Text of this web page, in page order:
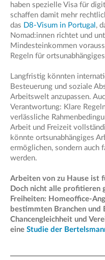
haben spezielle Visa für
schaffen damit mehr
das D8-Visum in Portugal ,
Nomad:innen richtet und
Mindesteinkommen
Regeln für
Langfristig könnten
Besteuerung und soziale
Arbeitswelt anzupassen.
Verantwortung: Klare
verlässliche
Arbeit und Freizeit
könnte ortsunabhängiges
ermöglichen, sondern auch
werden.
Arbeiten von zu Hause ist
Doch nicht alle profitieren
Freiheiten: Homeoffice-
bestimmten Branchen und
Chancengleichheit und
eine Studie der